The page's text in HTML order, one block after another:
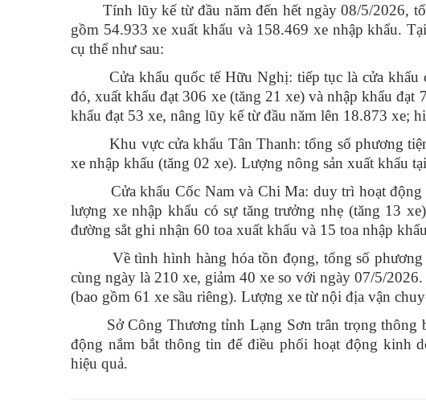
Tính lũy kế từ đầu năm đến hết ngày 08/5/2026,
gồm 54.933 xe xuất khẩu và 158.469 xe nhập khẩu.
cụ thể như sau:
Cửa khẩu quốc tế Hữu Nghị: tiếp tục là cửa khẩu
đó, xuất khẩu đạt 306 xe (tăng 21 xe) và nhập khẩu
khẩu đạt 53 xe, nâng lũy kế từ đầu năm lên 18.873 xe;
Khu vực cửa khẩu Tân Thanh: tổng số phương tiện
xe nhập khẩu (tăng 02 xe). Lượng nông sản xuất khẩu
Cửa khẩu Cốc Nam và Chi Ma: duy trì hoạt động
lượng xe nhập khẩu có sự tăng trưởng nhẹ (tăng 13
đường sắt ghi nhận 60 toa xuất khẩu và 15 toa nhập
Về tình hình hàng hóa tồn đọng, tổng số phương
cùng ngày là 210 xe, giảm 40 xe so với ngày 07/5/
(bao gồm 61 xe sầu riêng). Lượng xe từ nội địa vận
Sở Công Thương tỉnh Lạng Sơn trân trọng thông
động nắm bắt thông tin để điều phối hoạt động kinh
hiệu quả.